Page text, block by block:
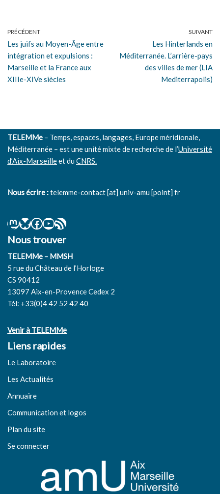
PRÉCÉDENT
Les juifs au Moyen-Âge entre
intégration et expulsions :
Marseille et la France aux
XIIIe-XIVe siècles
SUIVANT
Les Hinterlands en
Méditerranée. L’arrière-pays
des villes de mer (LIA
Mediterrapolis)
TELEMMe – Temps, espaces, langages, Europe méridionale,
Méditerranée – est une unité mixte de recherche de l’Université
d’Aix-Marseilleet duCNRS.
Nous écrire :telemme-contact [at] univ-amu [point] fr
Nous trouver
TELEMMe – MMSH
5 rue du Château de l’Horloge
CS 90412
13097 Aix-en-Provence Cedex 2
Tél: +33(0)4 42 52 42 40
Venir à TELEMMe
Liens rapides
Le Laboratoire
Les Actualités
Annuaire
Communication et logos
Plan du site
Se connecter